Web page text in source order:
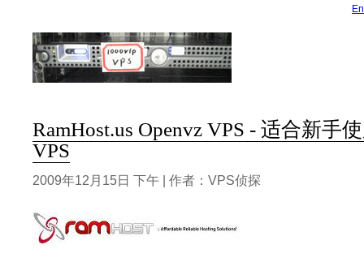
RamHost.us Openvz VPS - 适合新手
VPS
2009年12月15日 下午 | 作者：VPS侦探